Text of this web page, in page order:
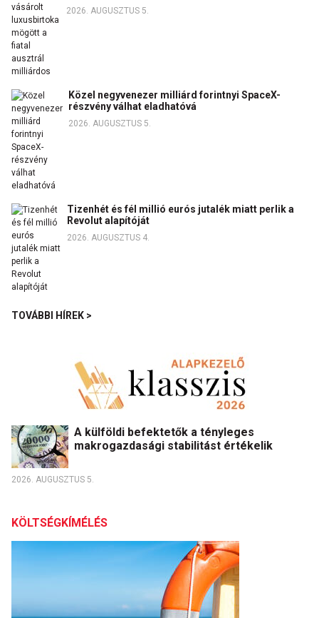
2026. AUGUSZTUS 5.
Közel negyvenezer milliárd forintnyi SpaceX-
részvény válhat eladhatóvá
2026. AUGUSZTUS 5.
Tizenhét és fél millió eurós jutalék miatt perlik a
Revolut alapítóját
2026. AUGUSZTUS 4.
TOVÁBBI HÍREK >
A külföldi befektetők a tényleges
makrogazdasági stabilitást értékelik
2026. AUGUSZTUS 5.
KÖLTSÉGKÍMÉLÉS